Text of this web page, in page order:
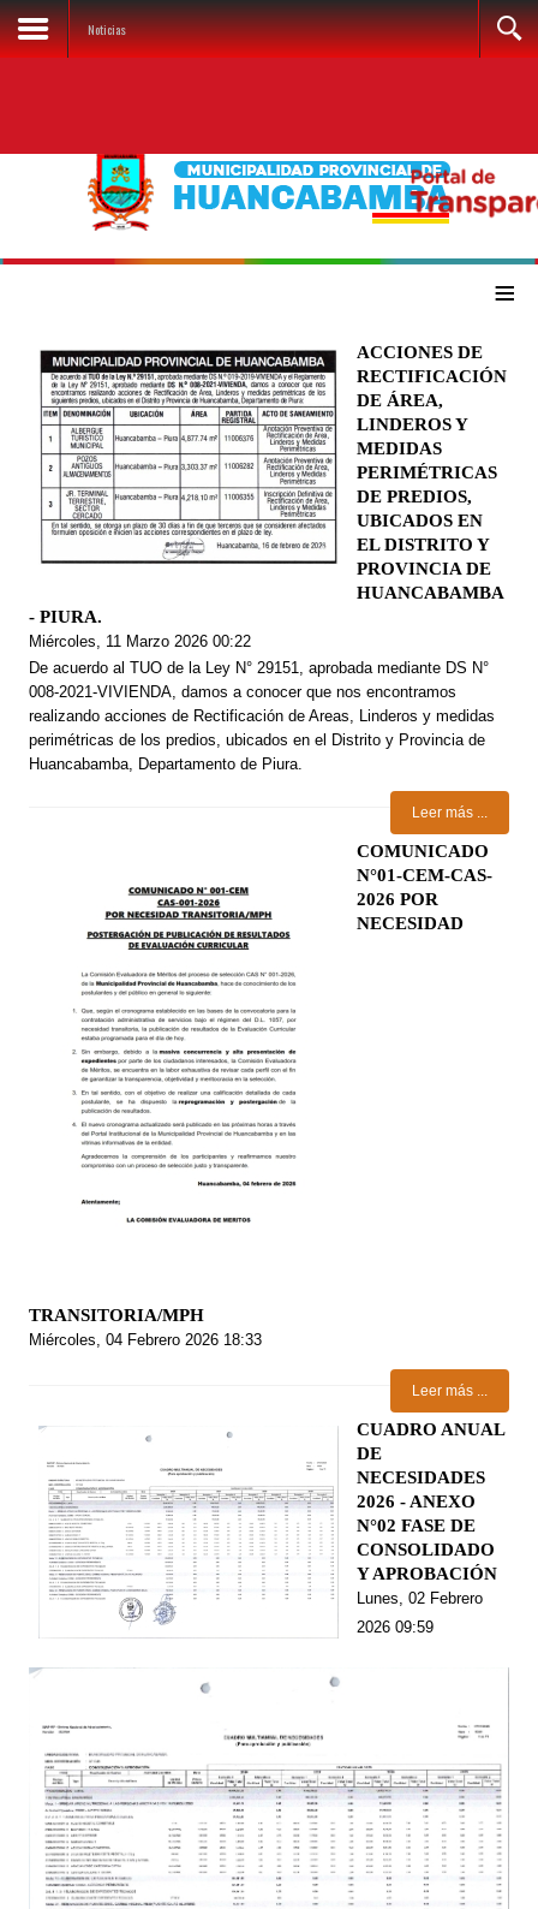
Noticias
≡
ACCIONES DE
RECTIFICACIÓN
DE ÁREA,
LINDEROS Y
MEDIDAS
PERIMÉTRICAS
DE PREDIOS,
UBICADOS EN
EL DISTRITO Y
PROVINCIA DE
HUANCABAMBA
- PIURA.
Miércoles, 11 Marzo 2026 00:22
De acuerdo al TUO de la Ley N° 29151, aprobada mediante DS N°
008-2021-VIVIENDA, damos a conocer que nos encontramos
realizando acciones de Rectificación de Areas, Linderos y medidas
perimétricas de los predios, ubicados en el Distrito y Provincia de
Huancabamba, Departamento de Piura.
Leer más ...
COMUNICADO
N°01-CEM-CAS-
2026 POR
NECESIDAD
TRANSITORIA/MPH
Miércoles, 04 Febrero 2026 18:33
Leer más ...
CUADRO ANUAL
DE
NECESIDADES
2026 - ANEXO
N°02 FASE DE
CONSOLIDADO
Y APROBACIÓN
Lunes, 02 Febrero
2026 09:59